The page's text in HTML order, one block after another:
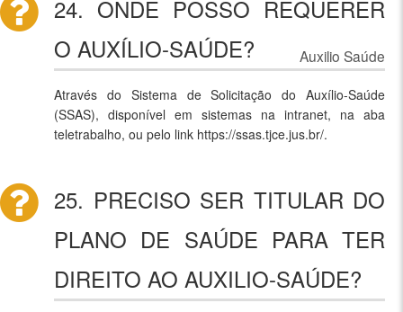
24. ONDE POSSO REQUERER
O AUXÍLIO-SAÚDE?
Auxilio Saúde
Através do Sistema de Solicitação do Auxílio-Saúde
(SSAS), disponível em sistemas na intranet, na aba
teletrabalho, ou pelo link https://ssas.tjce.jus.br/.
25. PRECISO SER TITULAR DO
PLANO DE SAÚDE PARA TER
DIREITO AO AUXILIO-SAÚDE?